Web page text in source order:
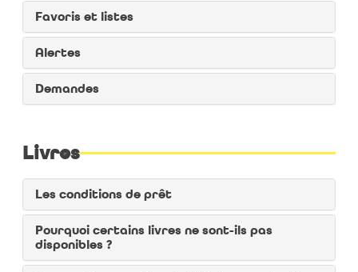
Favoris et listes
Ajoutez un document à vos favoris :
Cliquez sur l’icône "signet"
pour marquer la
notice d’un document que vous souhaitez
Organisez vos favoris dans des listes :
Cliquez sur le lien "Enregistrer dans une liste"
Alertes
Demandes
Livres
Les conditions de prêt
Pourquoi certains livres ne sont-ils pas
disponibles ?